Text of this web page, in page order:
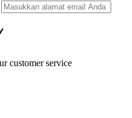
customer service